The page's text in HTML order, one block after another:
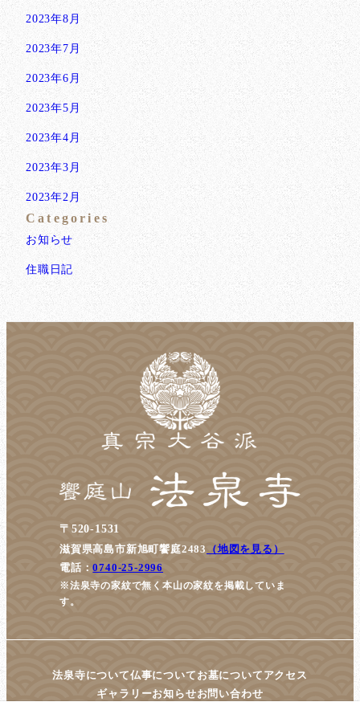
2023年8月
2023年7月
2023年6月
2023年5月
2023年4月
2023年3月
2023年2月
Categories
お知らせ
住職日記
〒520-1531
滋賀県高島市新旭町饗庭2483
（地図を見る）
電話：0740-25-2996
※法泉寺の家紋で無く本山の家紋を掲載していま
す。
法泉寺について仏事について お墓について アクセス
ギャラリーお知らせお問い合わせ